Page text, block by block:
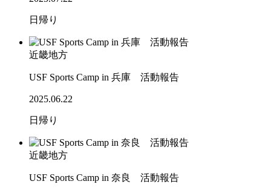
日帰り
近畿地方
USF Sports Camp in 兵庫 活動報告
2025.06.22
日帰り
近畿地方
USF Sports Camp in 奈良 活動報告